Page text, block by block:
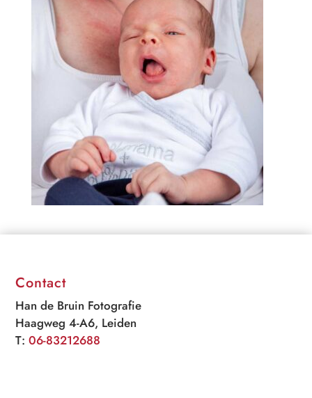
Contact
Han de Bruin Fotografie
Haagweg 4-A6, Leiden
T:06-83212688